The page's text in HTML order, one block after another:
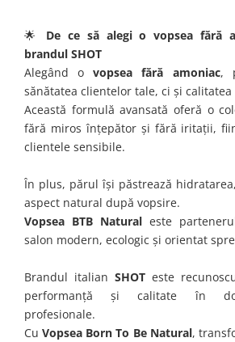
🌟 De ce să alegi o vopsea fără
brandul SHOT
Alegând ovopsea fără amoniac,
sănătatea clientelor tale, ci și
Această formulă avansată oferă o
fără miros înțepător și fără iritații,
clientele sensibile.
În plus, părul își păstrează
aspect natural după vopsire.
Vopsea BTB Natural este
salon modern, ecologic și orientat
Brandul italian SHOT este
performanță și calitate în
profesionale.
CuVopsea Born To Be Natural,